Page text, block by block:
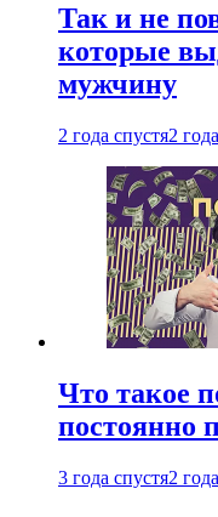
Так и не
которые
мужчину
2 года спустя2
Что такое
постоянно
3 года спустя2